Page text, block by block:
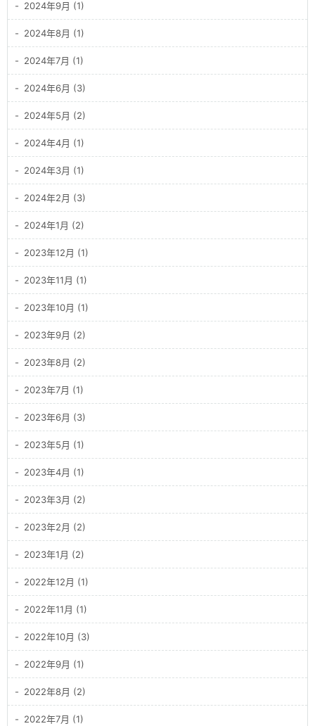
2024年9月 (1)
2024年8月 (1)
2024年7月 (1)
2024年6月 (3)
2024年5月 (2)
2024年4月 (1)
2024年3月 (1)
2024年2月 (3)
2024年1月 (2)
2023年12月 (1)
2023年11月 (1)
2023年10月 (1)
2023年9月 (2)
2023年8月 (2)
2023年7月 (1)
2023年6月 (3)
2023年5月 (1)
2023年4月 (1)
2023年3月 (2)
2023年2月 (2)
2023年1月 (2)
2022年12月 (1)
2022年11月 (1)
2022年10月 (3)
2022年9月 (1)
2022年8月 (2)
2022年7月 (1)